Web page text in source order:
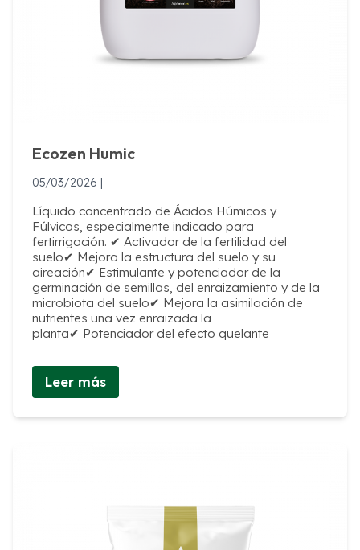
Ecozen Humic
05/03/2026 |
Líquido concentrado de Ácidos Húmicos y
Fúlvicos, especialmente indicado para
fertirrigación. ✔ Activador de la fertilidad del
suelo✔ Mejora la estructura del suelo y su
aireación✔ Estimulante y potenciador de la
germinación de semillas, del enraizamiento y de la
microbiota del suelo✔ Mejora la asimilación de
nutrientes una vez enraizada la
planta✔ Potenciador del efecto quelante
Leer más